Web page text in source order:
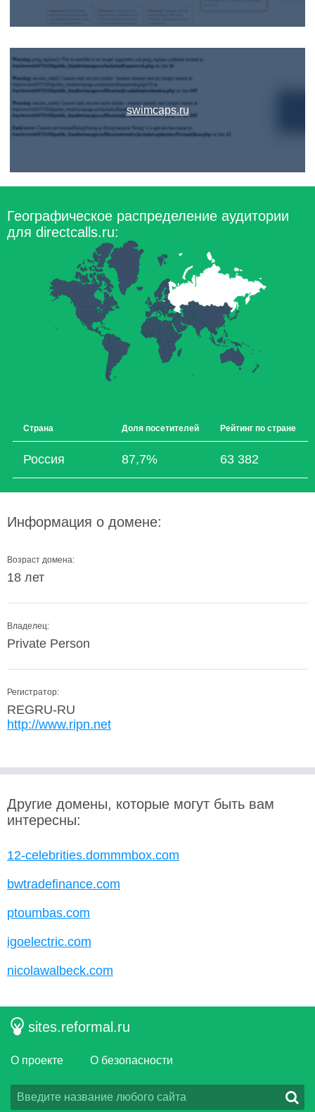
swimcaps.ru
Географическое распределение аудитории
для directcalls.ru:
Страна Доля посетителей Рейтинг по стране
Россия 87,7% 63 382
Информация о домене:
Возраст домена:
18 лет
Владелец:
Private Person
Регистратор:
REGRU-RU
http://www.ripn.net
Другие домены, которые могут быть вам
интересны:
12-celebrities.dommmbox.com
bwtradefinance.com
ptoumbas.com
igoelectric.com
nicolawalbeck.com
sites.reformal.ru
О проекте О безопасности